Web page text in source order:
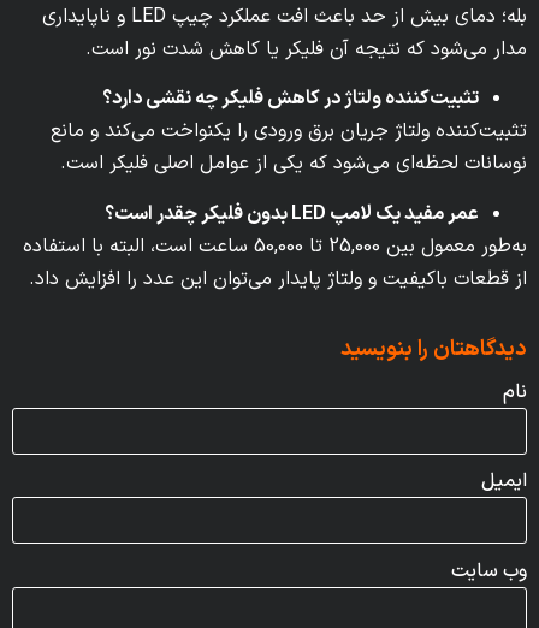
بله؛ دمای بیش از حد باعث افت عملکرد چیپ LED و ناپایداری
مدار می‌شود که نتیجه آن فلیکر یا کاهش شدت نور است.
تثبیت‌کننده ولتاژ در کاهش فلیکر چه نقشی دارد؟
تثبیت‌کننده ولتاژ جریان برق ورودی را یکنواخت می‌کند و مانع
نوسانات لحظه‌ای می‌شود که یکی از عوامل اصلی فلیکر است.
عمر مفید یک لامپ LED بدون فلیکر چقدر است؟
به‌طور معمول بین 25,000 تا 50,000 ساعت است، البته با استفاده
از قطعات باکیفیت و ولتاژ پایدار می‌توان این عدد را افزایش داد.
دیدگاهتان را بنویسید
نام
ایمیل
وب‌ سایت